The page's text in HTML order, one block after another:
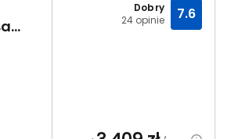
Azuline Bahamas & Bahamas II
Dobry
24 opinie
7.6